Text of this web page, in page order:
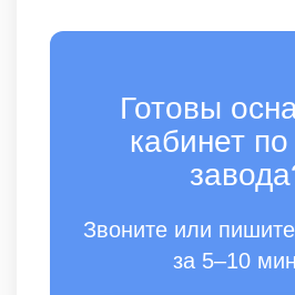
Готовы
кабинет
Звоните или
за 5–10